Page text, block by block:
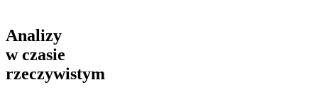
Analizy
w czasie
rzeczywistym